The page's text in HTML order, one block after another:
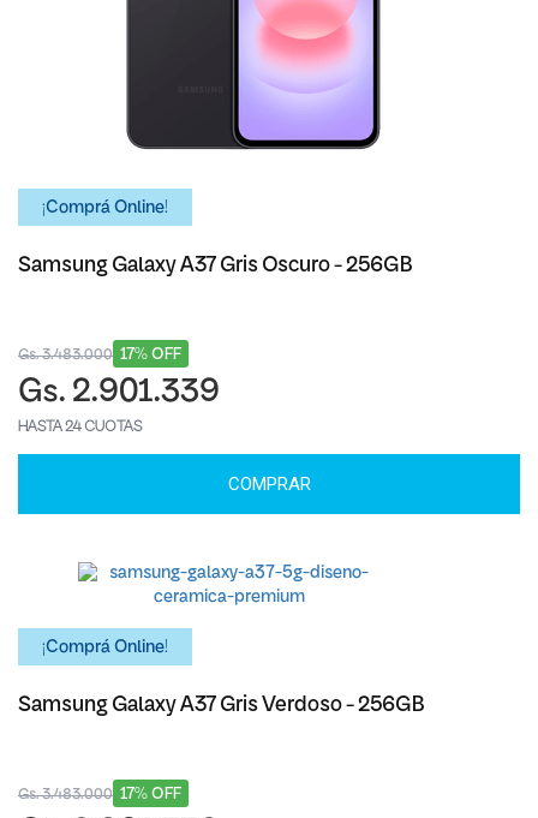
¡Comprá Online!
Samsung Galaxy A37 Gris Oscuro - 256GB
17% OFF
Gs. 3.483.000
Gs. 2.901.339
HASTA 24 CUOTAS
COMPRAR
¡Comprá Online!
Samsung Galaxy A37 Gris Verdoso - 256GB
17% OFF
Gs. 3.483.000